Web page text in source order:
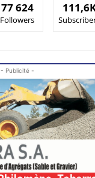
77 624
Followers
- Publicité -